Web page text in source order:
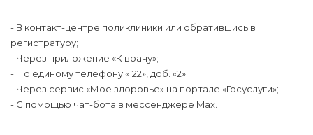
- В контакт-центре поликлиники или обратившись в
регистратуру;
- Через приложение «К врачу»;
- По единому телефону «122», доб. «2»;
- Через сервис «Мое здоровье» на портале «Госуслуги»;
- С помощью чат-бота в мессенджере Max.